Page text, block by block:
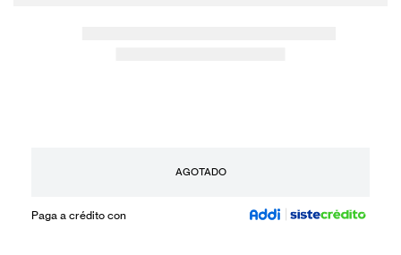
AGOTADO
Paga a crédito con